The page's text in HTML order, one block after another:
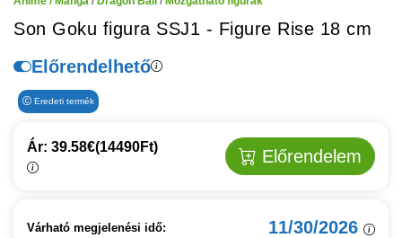
Son Goku figura SSJ1 - Figure Rise 18 cm
Előrendelhető
Eredeti termék
Ár: 39.58€(14490Ft) Előrendelem
Várható megjelenési idő: 11/30/2026